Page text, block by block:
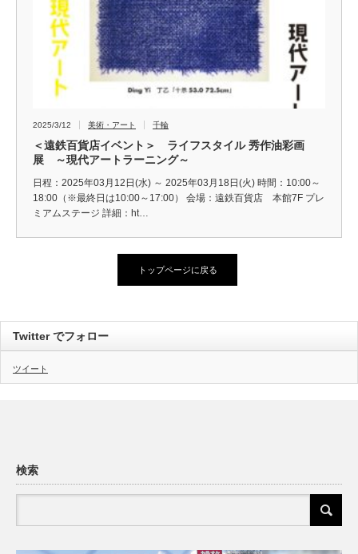
2025/3/12 美術・アート 千輪
＜遠鉄百貨店イベント＞ ライフスタイル 秀作油彩画
展 ～現代アートラーニング～
日程：2025年03月12日(水) ～ 2025年03月18日(火) 時間：10:00～
18:00（※最終日は10:00～17:00） 会場：遠鉄百貨店 本館7F プレ
ミアムステージ 詳細：ht…
トップページに戻る
Twitter でフォロー
ツイート
検索